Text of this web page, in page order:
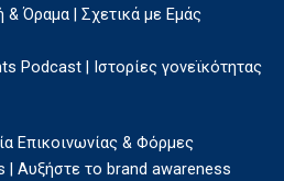
Όραμα | Σχετικά με Εμάς
Podcast | Ιστορίες γονεϊκότητας
Επικοινωνίας & Φόρμες
| Αυξήστε το brand awareness